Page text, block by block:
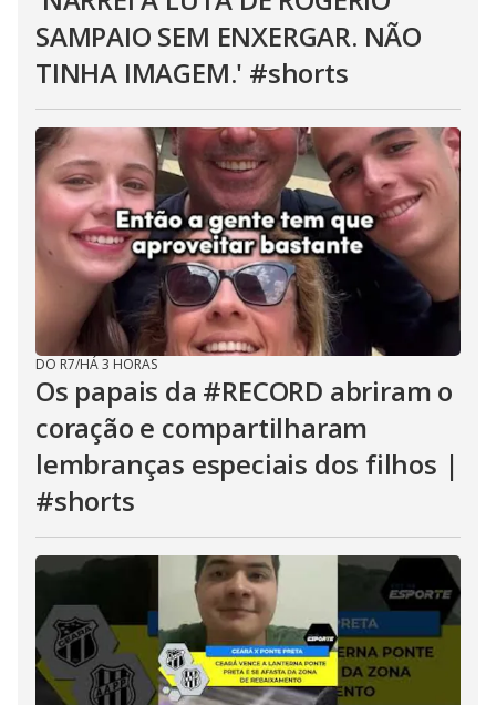
SAMPAIO SEM ENXERGAR. NÃO
TINHA IMAGEM.' #shorts
DO R7/HÁ 3 HORAS
Os papais da #RECORD abriram o
coração e compartilharam
lembranças especiais dos filhos |
#shorts